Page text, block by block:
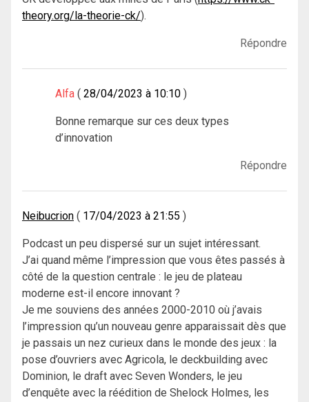
theory.org/la-theorie-ck/).
Répondre
Alfa 28/04/2023 à 10:10
Bonne remarque sur ces deux types
d’innovation
Répondre
Neibucrion 17/04/2023 à 21:55
Podcast un peu dispersé sur un sujet intéressant.
J’ai quand même l’impression que vous êtes passés à
côté de la question centrale : le jeu de plateau
moderne est-il encore innovant ?
Je me souviens des années 2000-2010 où j’avais
l’impression qu’un nouveau genre apparaissait dès que
je passais un nez curieux dans le monde des jeux : la
pose d’ouvriers avec Agricola, le deckbuilding avec
Dominion, le draft avec Seven Wonders, le jeu
d’enquête avec la réédition de Shelock Holmes, les